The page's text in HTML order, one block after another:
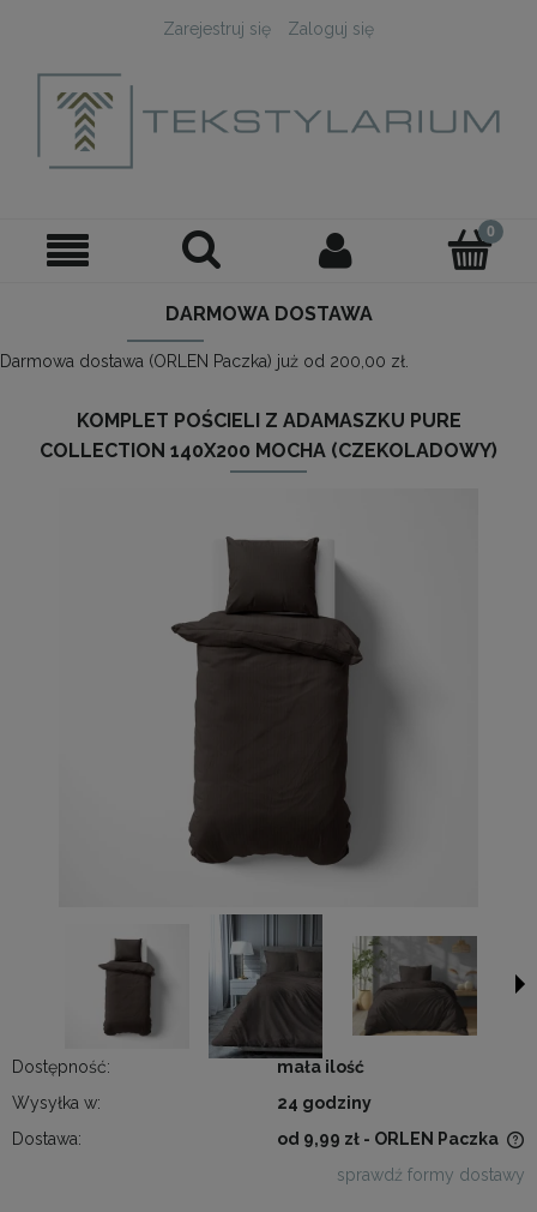
Zarejestruj się Zaloguj się
DARMOWA DOSTAWA
Darmowa dostawa (ORLEN Paczka) już od 200,00 zł.
KOMPLET POŚCIELI Z ADAMASZKU PURE
COLLECTION 140X200 MOCHA (CZEKOLADOWY)
Dostępność:
mała ilość
Wysyłka w:
24 godziny
Dostawa:
od 9,99 zł - ORLEN Paczka
sprawdź formy dostawy